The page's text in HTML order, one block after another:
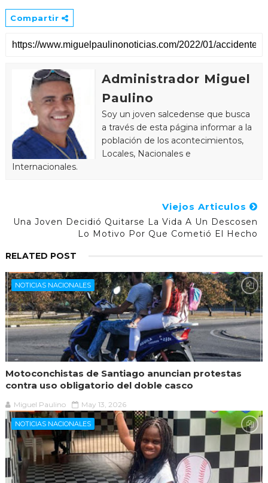
Compartir
Administrador Miguel
Paulino
Soy un joven salcedense que busca
a través de esta página informar a la
población de los acontecimientos,
Locales, Nacionales e
Internacionales.
Viejos Articulos
Una Joven Decidió Quitarse La Vida A Un Descosen
Lo Motivo Por Que Cometió El Hecho
RELATED POST
NOTICIAS NACIONALES
Motoconchistas de Santiago anuncian protestas
contra uso obligatorio del doble casco
Miguel Paulino May 13, 2026
NOTICIAS NACIONALES